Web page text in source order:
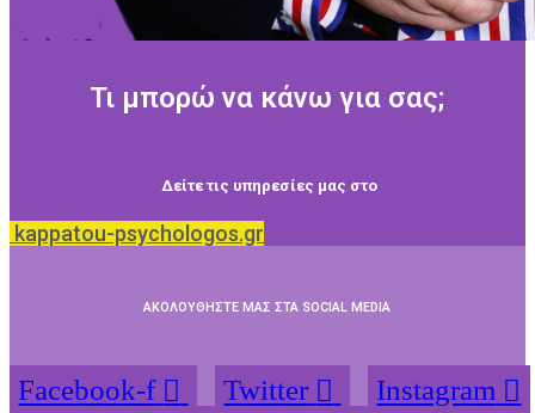
Τι μπορώ να κάνω για σας;
Δείτε τις υπηρεσίες μας στο
kappatou-psychologos.gr
ΑΚΟΛΟΥΘΗΣΤΕ ΜΑΣ ΣΤΑ SOCIAL MEDIA
Facebook-f Twitter
Instagram